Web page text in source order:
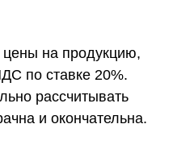
на продукцию,
по ставке 20%.
рассчитывать
и окончательна.